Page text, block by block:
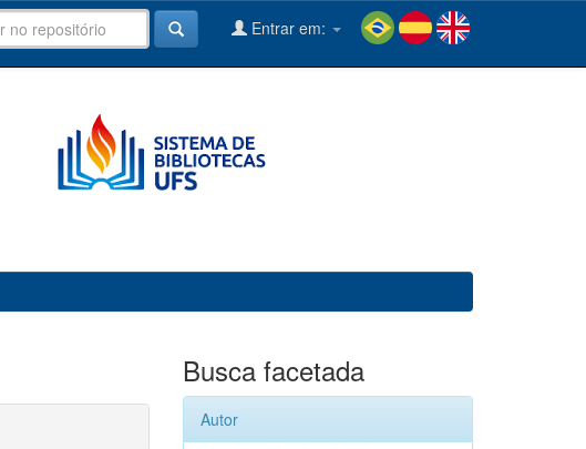
Entrar em:
Busca facetada
Autor